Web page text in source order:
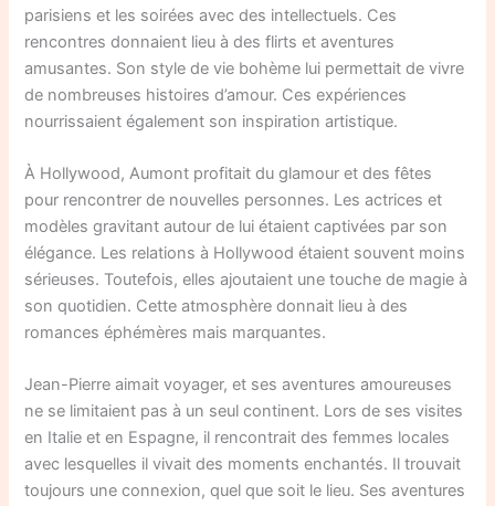
parisiens et les soirées avec des intellectuels. Ces
rencontres donnaient lieu à des flirts et aventures
amusantes. Son style de vie bohème lui permettait de vivre
de nombreuses histoires d’amour. Ces expériences
nourrissaient également son inspiration artistique.
À Hollywood, Aumont profitait du glamour et des fêtes
pour rencontrer de nouvelles personnes. Les actrices et
modèles gravitant autour de lui étaient captivées par son
élégance. Les relations à Hollywood étaient souvent moins
sérieuses. Toutefois, elles ajoutaient une touche de magie à
son quotidien. Cette atmosphère donnait lieu à des
romances éphémères mais marquantes.
Jean-Pierre aimait voyager, et ses aventures amoureuses
ne se limitaient pas à un seul continent. Lors de ses visites
en Italie et en Espagne, il rencontrait des femmes locales
avec lesquelles il vivait des moments enchantés. Il trouvait
toujours une connexion, quel que soit le lieu. Ses aventures